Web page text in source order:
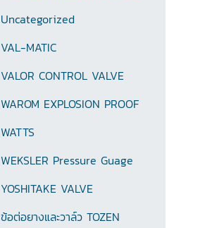
Uncategorized
VAL-MATIC
VALOR CONTROL VALVE
WAROM EXPLOSION PROOF
WATTS
WEKSLER Pressure Guage
YOSHITAKE VALVE
ข้อต่อยางและวาล์ว TOZEN